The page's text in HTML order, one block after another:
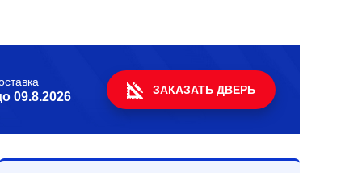
09.8.2026 ЗАКАЗАТЬ ДВЕРЬ